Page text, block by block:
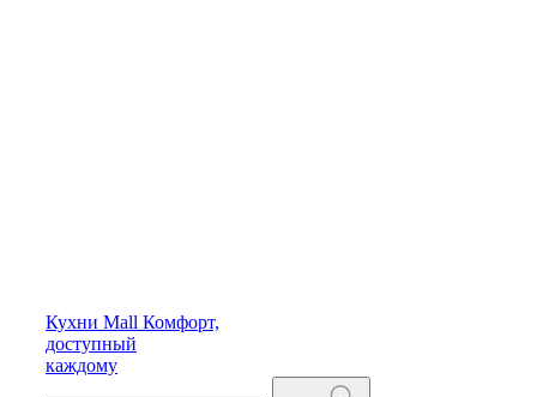
Кухни Mall Комфорт,
доступный
каждому